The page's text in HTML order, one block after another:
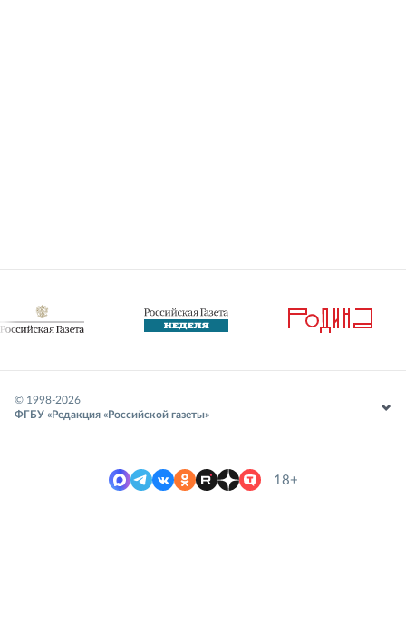
© 1998-2026
ФГБУ «Редакция «Российской газеты»
18+